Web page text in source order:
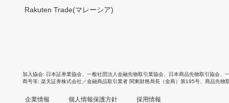
Rakuten Trade(マレーシア)
加入協会 日本証券業協会 一般社団法人金融先物取引業協会 日本商品先物取引協会
商号等 楽天証券株式会社／金融商品取引業者 関東財務局長（金商）第195号、商品先物
企業情報 個人情報保護方針 採用情報